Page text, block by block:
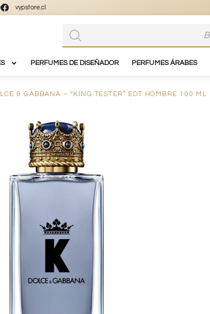
PERFUMES DE DISEÑADOR PERFUMES ÁRABES
& GABBANA – “KING TESTER” EDT HOMBRE 100 ML